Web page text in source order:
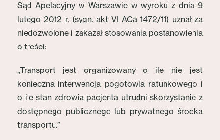
Sąd Apelacyjny w Warszawie w wyroku z dnia 9
lutego 2012 r. (sygn. akt VI ACa 1472/11) uznał za
niedozwolone i zakazał stosowania postanowienia
o treści:
„Transport jest organizowany o ile nie jest
konieczna interwencja pogotowia ratunkowego i
o ile stan zdrowia pacjenta utrudni skorzystanie z
dostępnego publicznego lub prywatnego środka
transportu.”